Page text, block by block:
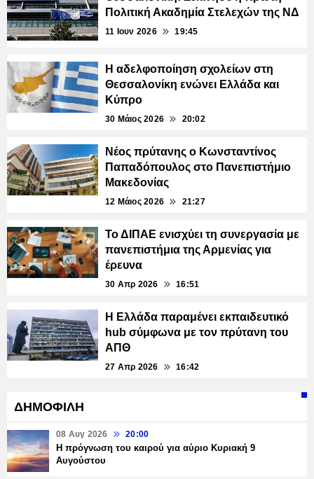
Πολιτική Ακαδημία Στελεχών της ΝΔ
11 Ιουν 2026 19:45
Η αδελφοποίηση σχολείων στη
Θεσσαλονίκη ενώνει Ελλάδα και
Κύπρο
30 Μάιος 2026 20:02
Νέος πρύτανης ο Κωνσταντίνος
Παπαδόπουλος στο Πανεπιστήμιο
Μακεδονίας
12 Μάιος 2026 21:27
Το ΔΙΠΑΕ ενισχύει τη συνεργασία με
πανεπιστήμια της Αρμενίας για
έρευνα
30 Απρ 2026 16:51
Η Ελλάδα παραμένει εκπαιδευτικό
hub σύμφωνα με τον πρύτανη του
ΑΠΘ
27 Απρ 2026 16:42
ΔΗΜΟΦΙΛΗ
08 Αυγ 2026 20:00
Η πρόγνωση του καιρού για αύριο Κυριακή 9
Αυγούστου